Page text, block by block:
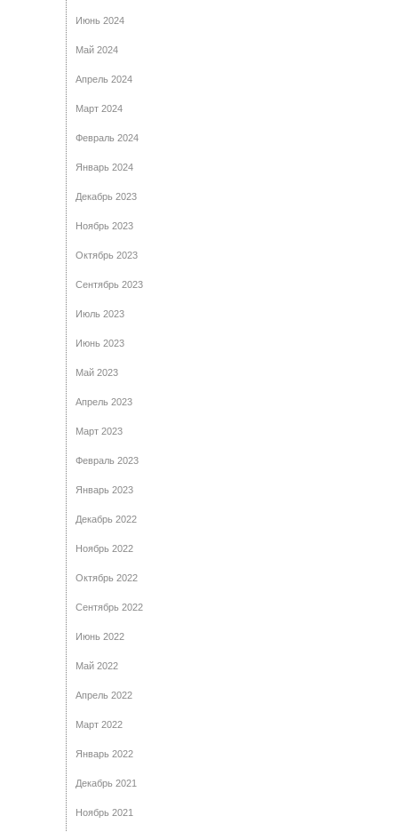
Июнь 2024
Май 2024
Апрель 2024
Март 2024
Февраль 2024
Январь 2024
Декабрь 2023
Ноябрь 2023
Октябрь 2023
Сентябрь 2023
Июль 2023
Июнь 2023
Май 2023
Апрель 2023
Март 2023
Февраль 2023
Январь 2023
Декабрь 2022
Ноябрь 2022
Октябрь 2022
Сентябрь 2022
Июнь 2022
Май 2022
Апрель 2022
Март 2022
Январь 2022
Декабрь 2021
Ноябрь 2021